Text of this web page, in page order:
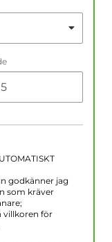
godkänner jag
som kräver
villkoren för